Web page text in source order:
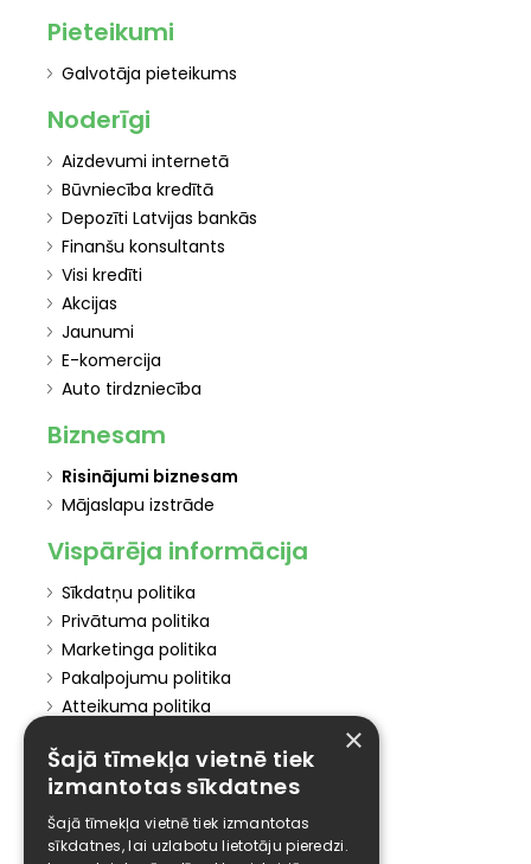
Pieteikumi
Galvotāja pieteikums
Noderīgi
Aizdevumi internetā
Būvniecība kredītā
Depozīti Latvijas bankās
Finanšu konsultants
Visi kredīti
Akcijas
Jaunumi
E-komercija
Auto tirdzniecība
Biznesam
Risinājumi biznesam
Mājaslapu izstrāde
Vispārēja informācija
Sīkdatņu politika
Privātuma politika
Marketinga politika
Pakalpojumu politika
Atteikuma politika
Elīzings
Affiliate
Karjera
×
Šajā tīmekļa vietnē tiek
izmantotas sīkdatnes
Šajā tīmekļa vietnē tiek izmantotas
sīkdatnes, lai uzlabotu lietotāju pieredzi.